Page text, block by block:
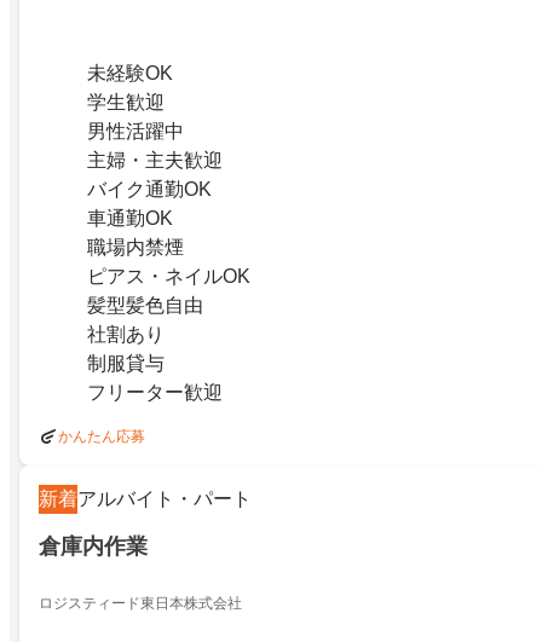
未経験OK
学生歓迎
男性活躍中
主婦・主夫歓迎
バイク通勤OK
車通勤OK
職場内禁煙
ピアス・ネイルOK
髪型髪色自由
社割あり
制服貸与
フリーター歓迎
かんたん応募
新着アルバイト・パート
倉庫内作業
ロジスティード東日本株式会社